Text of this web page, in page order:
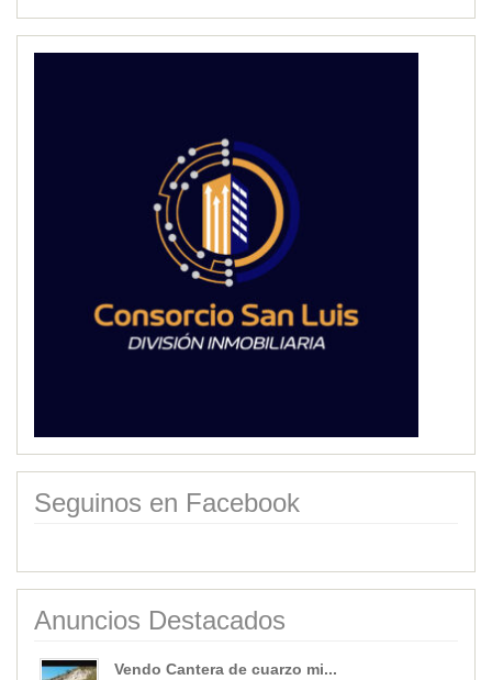
Seguinos en Facebook
Anuncios Destacados
Vendo Cantera de cuarzo mi...